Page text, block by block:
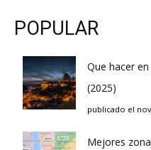
POPULAR
Que hacer
(2025)
publicado el
Mejores